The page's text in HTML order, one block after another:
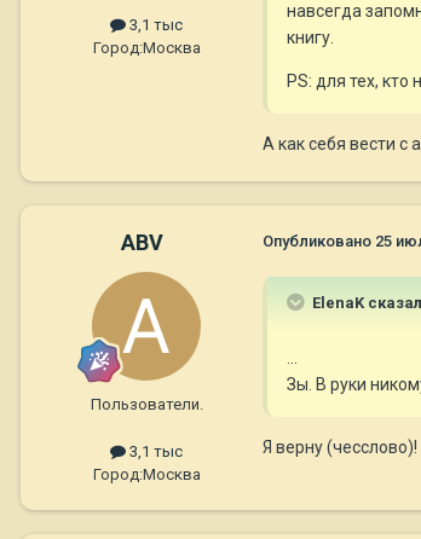
3,1 тыс
Город:Москва
навсегда
книгу.
PS: для тех, кто
А как себя вести с
ABV
Пользователи.
3,1 тыс
Город:Москва
Опубликовано 25
ElenaK
Зы. В руки
Я верну (чесслово)!